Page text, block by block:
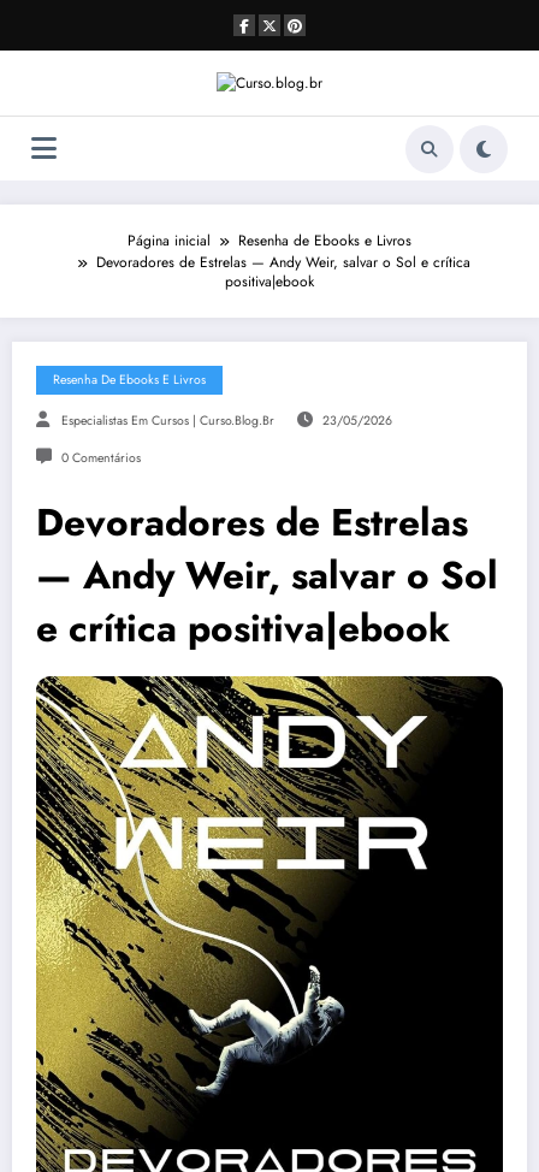
o
Página inicial
Resenha de Ebooks e Livros
Devoradores de Estrelas — Andy Weir, salvar o Sol e crítica
positiva|ebook
Resenha De Ebooks E Livros
Especialistas Em Cursos | Curso.blog.br 23/05/2026
0 Comentários
Devoradores de Estrelas
— Andy Weir, salvar o Sol
e crítica positiva|ebook